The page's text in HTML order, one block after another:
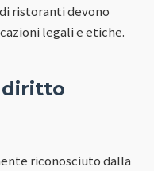
ristoranti devono
legali e etiche.
diritto
riconosciuto dalla